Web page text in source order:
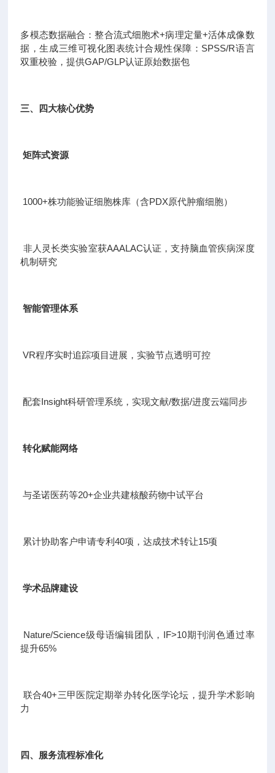
多模态数据融合：整合流式细胞术+病理定量+活体成像数
据，生成三维可视化图表统计合规性保障：SPSS/R语言
双重校验，提供GAP/GLP认证原始数据包
三、四大核心优势
矩阵式资源
1000+株功能验证细胞株库（含PDX原代肿瘤细胞）
非人灵长类实验室获AAALAC认证，支持脑血管疾病深度
机制研究
智能管理体系
VR程序实时追踪项目进展，实验节点透明可控
配套Insight科研管理系统，实现文献/数据/进度云端同步
转化赋能网络
与圣诺医药等20+企业共建核酸药物中试平台
累计协助客户申请专利40项，达成技术转让15项
学术品牌建设
Nature/Science级母语编辑团队，IF>10期刊润色通过率
提升65%
联合40+三甲医院定期举办转化医学论坛，提升学术影响
力
四、服务流程标准化